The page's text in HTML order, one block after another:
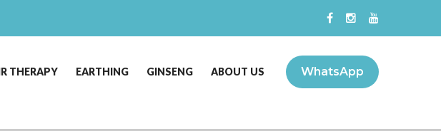
WhatsApp
THERAPY EARTHING GINSENG ABOUT US